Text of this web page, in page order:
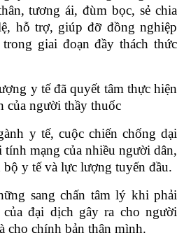
tương ái, đùm bọc, sẻ chia
hỗ trợ, giúp đỡ đồng nghiệp
giai đoạn đầy thách thức
y tế đã quyết tâm thực hiện
của người thầy thuốc
y tế, cuộc chiến chống dại
mạng của nhiều người dân,
y tế và lực lượng tuyến đầu.
sang chấn tâm lý khi phải
đại dịch gây ra cho người
cho chính bản thân mình.